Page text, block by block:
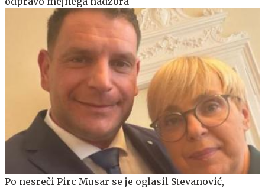
Po nesreči Pirc Musar se je oglasil Stevanović,